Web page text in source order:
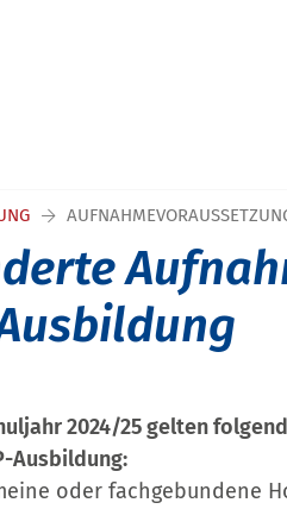
2024/25 gelten
Ausbildung:
oder fachgebundene